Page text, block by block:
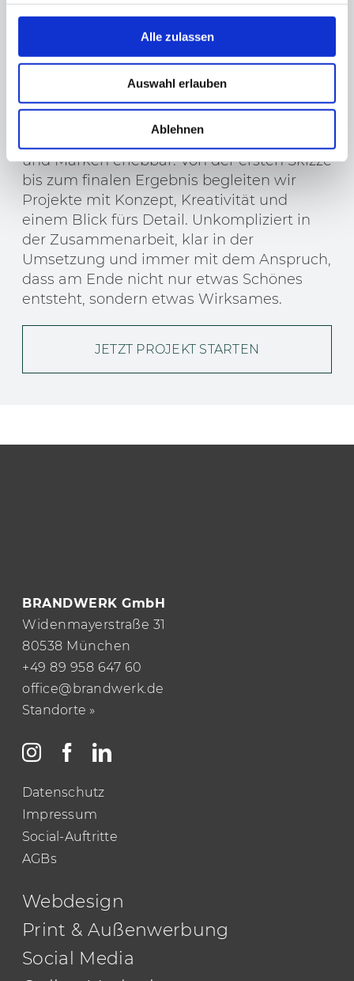
Alle zulassen
Auswahl erlauben
Ablehnen
Wir lieben gute
Gestaltung und kluge
Lösungen.
Ob digital, analog oder irgendwo
und Marken erlebbar. Von der ersten Skizze
bis zum finalen Ergebnis begleiten wir
Projekte mit Konzept, Kreativität und
einem Blick fürs Detail. Unkompliziert in
der Zusammenarbeit, klar in der
Umsetzung und immer mit dem Anspruch,
dass am Ende nicht nur etwas Schönes
entsteht, sondern etwas Wirksames.
JETZT PROJEKT STARTEN
BRANDWERK GmbH
Widenmayerstraße 31
80538 München
+49 89 958 647 60
office@brandwerk.de
Standorte »
Datenschutz
Impressum
Social-Auftritte
AGBs
Webdesign
Print & Außenwerbung
Social Media